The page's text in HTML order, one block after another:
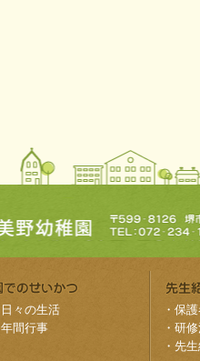
日々の生活
年間行事
・ 保
・ 研
・ 先